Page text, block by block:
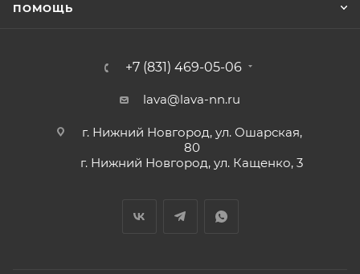
ПОМОЩЬ
+7 (831) 469-05-06
lava@lava-nn.ru
г. Нижний Новгород, ул. Ошарская,
80
г. Нижний Новгород, ул. Кащенко, 3